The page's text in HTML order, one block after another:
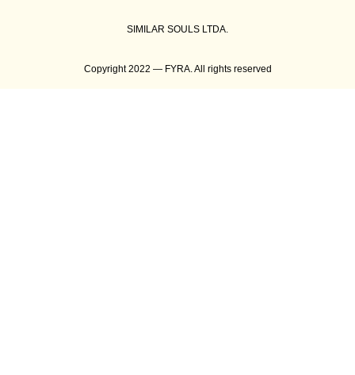
SIMILAR SOULS LTDA.
Copyright 2022 — FYRA. All rights reserved